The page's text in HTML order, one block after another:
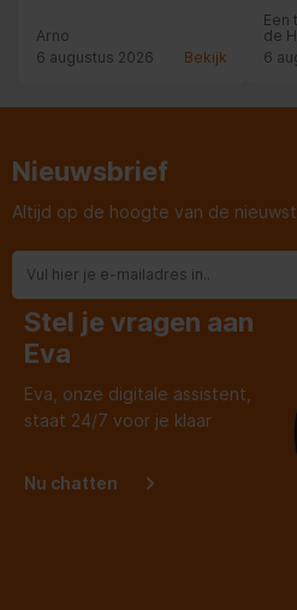
Arno
6 augustus 2026
Bekijk
te
Een
de
6
Nieuwsbrief
Altijd op de hoogte van de
Stel je vragen aan
Eva
Eva, onze digitale assistent,
staat 24/7 voor je klaar
Nu chatten